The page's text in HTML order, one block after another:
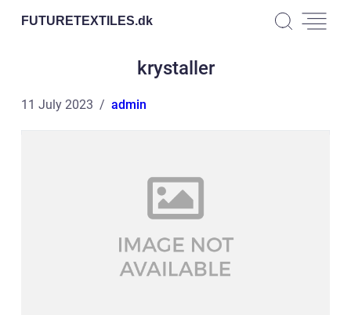
FUTURETEXTILES.dk
krystaller
11 July 2023 admin